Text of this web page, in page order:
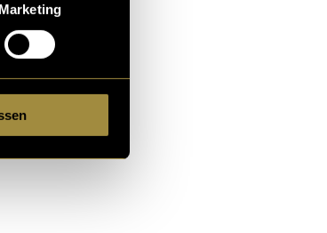
Marketing